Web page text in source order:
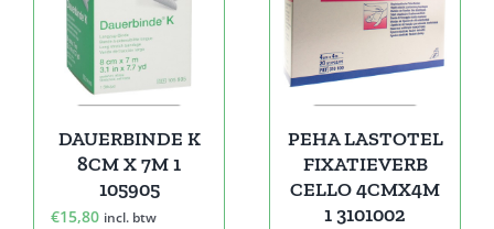
DAUERBINDE K
8CM X 7M 1
105905
€15,80 incl. btw
PEHA LASTOTEL
FIXATIEVERB
CELLO 4CMX4M
1 3101002